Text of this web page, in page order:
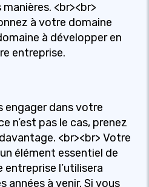
<br><br>
à votre domaine
à développer en
entreprise.
engager dans votre
n’est pas le cas, prenez
<br><br> Votre
élément essentiel de
l’utilisera
années à venir. Si vous